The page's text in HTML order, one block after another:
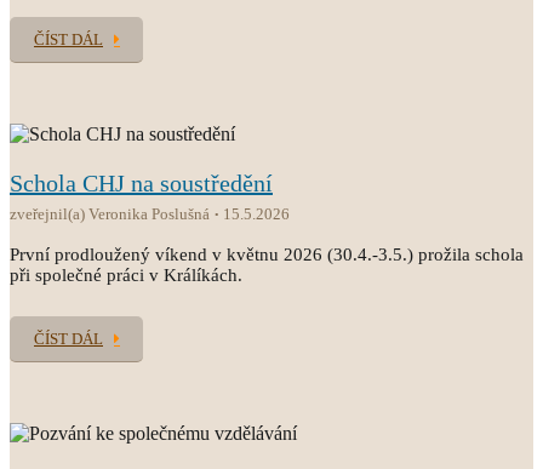
ČÍST DÁL
Schola CHJ na soustředění
zveřejnil(a) Veronika Poslušná 15.5.2026
První prodloužený víkend v květnu 2026 (30.4.-3.5.) prožila schola
při společné práci v Králíkách.
ČÍST DÁL